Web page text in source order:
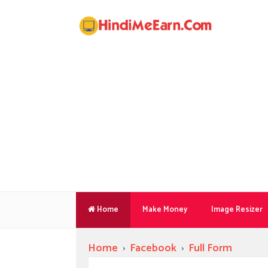
Home Make Money Image Resizer
Home › Facebook › Full Form